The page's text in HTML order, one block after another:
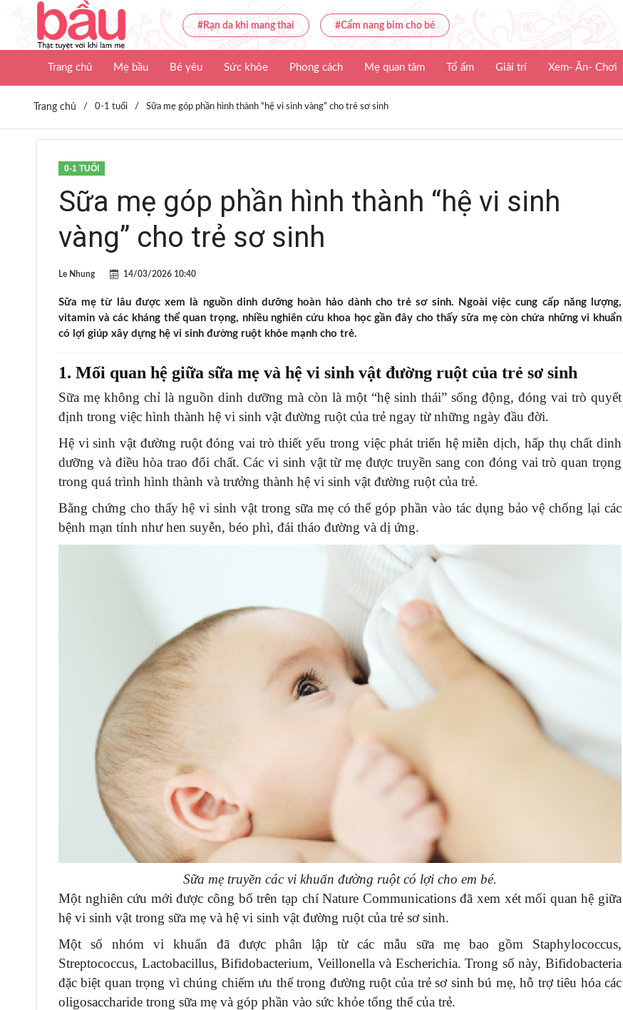
#Rạn da khi mang thai #Cẩm nang bỉm cho bé
Trang chủ Mẹ bầu Bé yêu Sức khỏe Phong cách Mẹ quan tâm Tổ ấm Giải trí Xem- Ăn- Chơi
Trang chủ / 0-1 tuổi / Sữa mẹ góp phần hình thành “hệ vi sinh vàng” cho trẻ sơ sinh
0-1 TUỔI
Sữa mẹ góp phần hình thành “hệ vi sinh
vàng” cho trẻ sơ sinh
Le Nhung 14/03/2026 10:40
Sữa mẹ từ lâu được xem là nguồn dinh dưỡng hoàn hảo dành cho trẻ sơ sinh. Ngoài việc cung cấp năng lượng,
vitamin và các kháng thể quan trọng, nhiều nghiên cứu khoa học gần đây cho thấy sữa mẹ còn chứa những vi khuẩn
có lợi giúp xây dựng hệ vi sinh đường ruột khỏe mạnh cho trẻ.
1. Mối quan hệ giữa sữa mẹ và hệ vi sinh vật đường ruột của trẻ sơ sinh
Sữa mẹ không chỉ là nguồn dinh dưỡng mà còn là một “hệ sinh thái” sống động, đóng vai trò quyết
định trong việc hình thành hệ vi sinh vật đường ruột của trẻ ngay từ những ngày đầu đời.
Hệ vi sinh vật đường ruột đóng vai trò thiết yếu trong việc phát triển hệ miễn dịch, hấp thụ chất dinh
dưỡng và điều hòa trao đổi chất. Các vi sinh vật từ mẹ được truyền sang con đóng vai trò quan trọng
trong quá trình hình thành và trưởng thành hệ vi sinh vật đường ruột của trẻ.
Bằng chứng cho thấy hệ vi sinh vật trong sữa mẹ có thể góp phần vào tác dụng bảo vệ chống lại các
bệnh mạn tính như hen suyễn, béo phì, đái tháo đường và dị ứng.
Sữa mẹ truyền các vi khuẩn đường ruột có lợi cho em bé.
Một nghiên cứu mới được công bố trên tạp chí Nature Communications đã xem xét mối quan hệ giữa
hệ vi sinh vật trong sữa mẹ và hệ vi sinh vật đường ruột của trẻ sơ sinh.
Một số nhóm vi khuẩn đã được phân lập từ các mẫu sữa mẹ bao gồm Staphylococcus,
Streptococcus, Lactobacillus, Bifidobacterium, Veillonella và Escherichia. Trong số này, Bifidobacteria
đặc biệt quan trọng vì chúng chiếm ưu thế trong đường ruột của trẻ sơ sinh bú mẹ, hỗ trợ tiêu hóa các
oligosaccharide trong sữa mẹ và góp phần vào sức khỏe tổng thể của trẻ.